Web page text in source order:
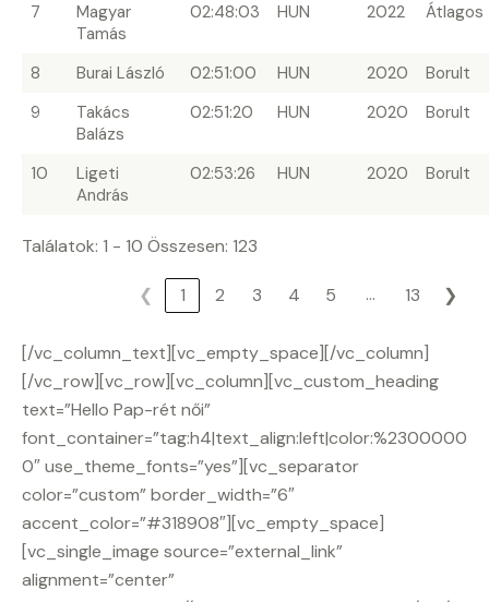
7
Magyar
Tamás
02:48:03 HUN 2022 Átlagos
8 Burai László 02:51:00 HUN 2020
Borult
9
Takács
Balázs
02:51:20 HUN 2020 Borult
10
Ligeti
András
02:53:26 HUN 2020 Borult
Találatok: 1 - 10 Összesen: 123
❮ 1 2 3 4 5 … 13 ❯
[/vc_column_text][vc_empty_space][/vc_column]
[/vc_row][vc_row][vc_column][vc_custom_heading
text=”Hello Pap-rét női”
font_container=”tag:h4|text_align:left|color:%2300000
0″ use_theme_fonts=”yes”][vc_separator
color=”custom” border_width=”6″
accent_color=”#318908″][vc_empty_space]
[vc_single_image source=”external_link”
alignment=”center”